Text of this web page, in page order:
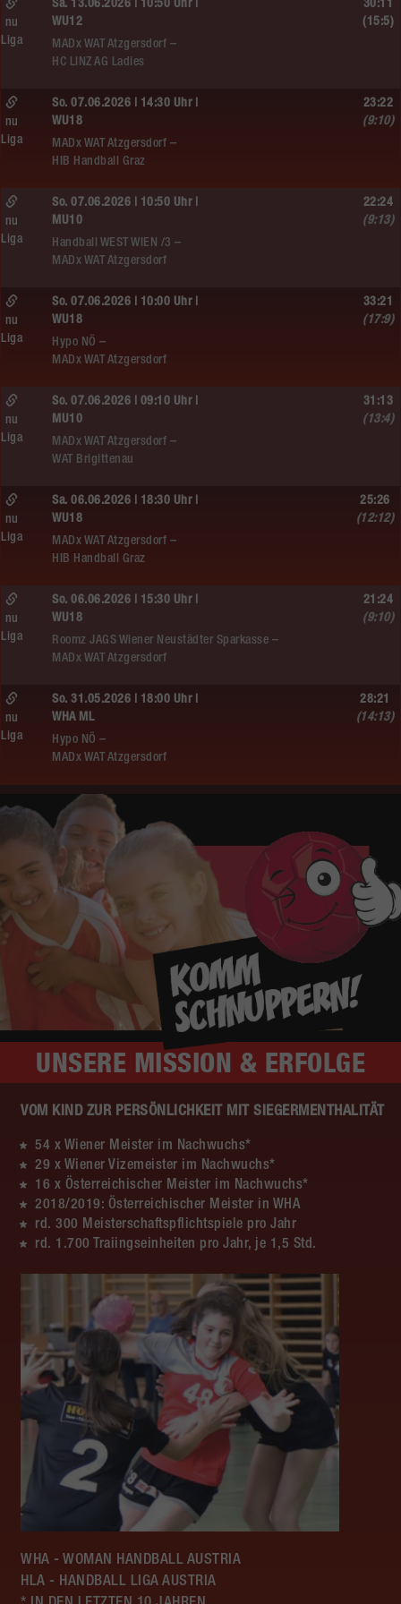
Sa. 13.06.2026 | 10:50 Uhr |
WU12
MADx WAT Atzgersdorf –
HC LINZ AG Ladies
nu
Liga
30:11
(15:5)
So. 07.06.2026 | 14:30 Uhr |
WU18
MADx WAT Atzgersdorf –
HIB Handball Graz
nu
Liga
23:22
(9:10)
So. 07.06.2026 | 10:50 Uhr |
MU10
Handball WEST WIEN /3 –
MADx WAT Atzgersdorf
nu
Liga
22:24
(9:13)
So. 07.06.2026 | 10:00 Uhr |
WU18
Hypo NÖ –
MADx WAT Atzgersdorf
nu
Liga
33:21
(17:9)
So. 07.06.2026 | 09:10 Uhr |
MU10
MADx WAT Atzgersdorf –
WAT Brigittenau
nu
Liga
31:13
(13:4)
Sa. 06.06.2026 | 18:30 Uhr |
WU18
MADx WAT Atzgersdorf –
HIB Handball Graz
nu
Liga
25:26
(12:12)
So. 06.06.2026 | 15:30 Uhr |
WU18
Roomz JAGS Wiener Neustädter Sparkasse –
MADx WAT Atzgersdorf
nu
Liga
21:24
(9:10)
So. 31.05.2026 | 18:00 Uhr |
WHA ML
Hypo NÖ –
MADx WAT Atzgersdorf
nu
Liga
28:21
(14:13)
UNSERE MISSION & ERFOLGE
VOM KIND ZUR PERSÖNLICHKEIT MIT SIEGERMENTHALITÄT
54 x Wiener Meister im Nachwuchs*
29 x Wiener Vizemeister im Nachwuchs*
16 x Österreichischer Meister im Nachwuchs*
2018/2019: Österreichischer Meister in WHA
rd. 300 Meisterschaftspflichtspiele pro Jahr
rd. 1.700 Traiingseinheiten pro Jahr, je 1,5 Std.
WHA - WOMAN HANDBALL AUSTRIA
HLA - HANDBALL LIGA AUSTRIA